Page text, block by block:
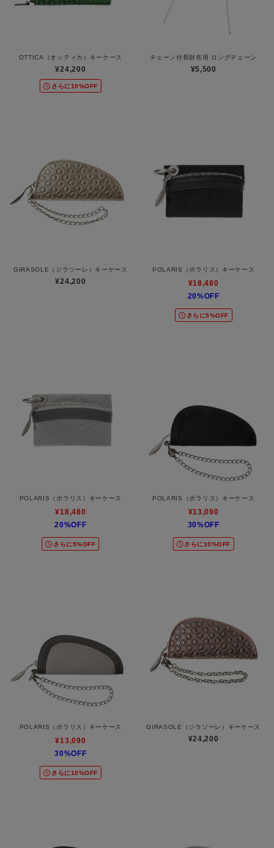
OTTICA（オッティカ）キーケース
¥24,200
さらに10%OFF
チェーン付長財布用 ロングチェーン
¥5,500
GIRASOLE（ジラソーレ）キーケース
¥24,200
POLARIS（ポラリス）キーケース
¥18,480
20%OFF
さらに5%OFF
POLARIS（ポラリス）キーケース
¥18,480
20%OFF
さらに5%OFF
POLARIS（ポラリス）キーケース
¥13,090
30%OFF
さらに10%OFF
POLARIS（ポラリス）キーケース
¥13,090
30%OFF
さらに10%OFF
GIRASOLE（ジラソーレ）キーケース
¥24,200